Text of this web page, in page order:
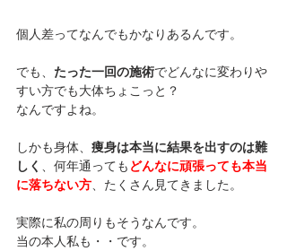
個人差ってなんでもかなりあるんです。
でも、 たった一回の施術でどんなに変わりや
すい方でも大体ちょこっと？
なんですよね。
しかも身体、 痩身は本当に結果を出すのは難
しく
、何年通っても どんなに頑張っても本当
に落ちない方 、たくさん見てきました。
実際に私の周りもそうなんです。
当の本人私も・・です。